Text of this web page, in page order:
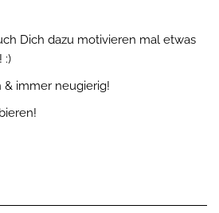
Dich dazu motivieren mal etwas
:)
& immer neugierig!